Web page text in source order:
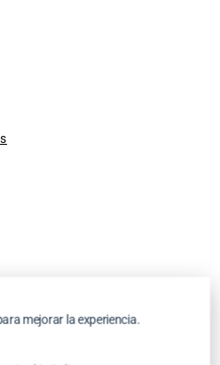
mejorar la experiencia.